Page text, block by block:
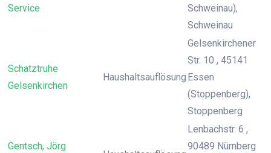
Service
Schweinau),
Schweinau
Schatztruhe
Gelsenkirchen
Haushaltsauflösung
Gelsenkirchener
Str. 10 , 45141
Essen
(Stoppenberg),
Stoppenberg
Gentsch, Jörg
Lenbachstr. 6 ,
90489 Nürnberg